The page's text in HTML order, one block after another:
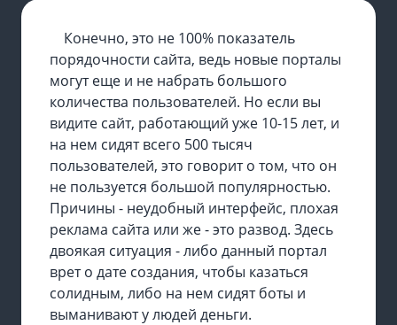
Конечно, это не 100% показатель
порядочности сайта, ведь новые порталы
могут еще и не набрать большого
количества пользователей. Но если вы
видите сайт, работающий уже 10-15 лет, и
на нем сидят всего 500 тысяч
пользователей, это говорит о том, что он
не пользуется большой популярностью.
Причины - неудобный интерфейс, плохая
реклама сайта или же - это развод. Здесь
двоякая ситуация - либо данный портал
врет о дате создания, чтобы казаться
солидным, либо на нем сидят боты и
выманивают у людей деньги.